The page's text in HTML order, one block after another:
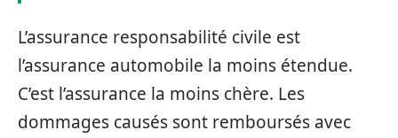
L’assurance responsabilité civile est
l’assurance automobile la moins étendue.
C’est l’assurance la moins chère. Les
dommages causés sont remboursés avec